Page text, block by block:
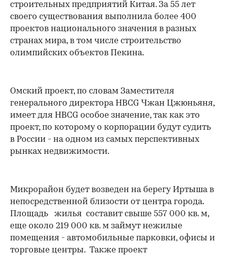
строительных предприятий Китая. За 55 лет
своего существования выполнила более 400
проектов национального значения в разных
странах мира, в том числе строительство
олимпийских объектов Пекина.
Омский проект, по словам Заместителя
генерального директора HBCG Чжан Цжюньяня,
имеет для HBCG особое значение, так как это
проект, по которому о корпорации будут судить
в России - на одном из самых перспективных
рынках недвижимости.
Микрорайон будет возведен на берегу Иртыша в
непосредственной близости от центра города.
Площадь жилья составит свыше 557 000 кв. м,
еще около 219 000 кв. м займут нежилые
помещения - автомобильные парковки, офисы и
торговые центры. Также проект